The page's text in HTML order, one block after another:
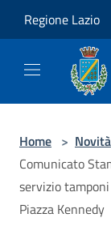
Regione Lazio
Home > Novità
Comunicato
servizio
Piazza Kennedy